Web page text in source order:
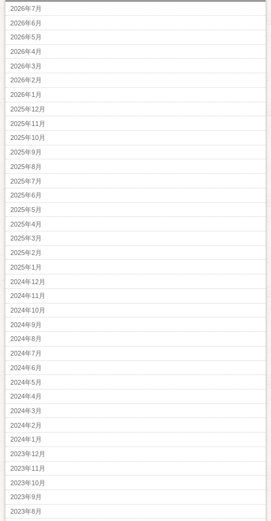
2026年7月
2026年6月
2026年5月
2026年4月
2026年3月
2026年2月
2026年1月
2025年12月
2025年11月
2025年10月
2025年9月
2025年8月
2025年7月
2025年6月
2025年5月
2025年4月
2025年3月
2025年2月
2025年1月
2024年12月
2024年11月
2024年10月
2024年9月
2024年8月
2024年7月
2024年6月
2024年5月
2024年4月
2024年3月
2024年2月
2024年1月
2023年12月
2023年11月
2023年10月
2023年9月
2023年8月